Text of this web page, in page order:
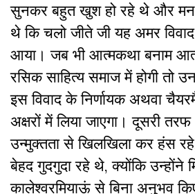
सुनकर बहुत खुश हो रहे थे और मन
थे कि चलो जीते जी यह अमर
आया। जब भी आत्मकथा बनाम
रसिक साहित्य समाज में होगी तो
इस विवाद के निर्णायक अथवा
अक्षरों में लिया जाएगा। दूसरी
उन्मुक्तता से खिलखिला कर हंस
बेहद गुदगुदा रहे थे, क्योंकि उन्होंने
कालेश्वरमियाऊं से बिना अनुभव